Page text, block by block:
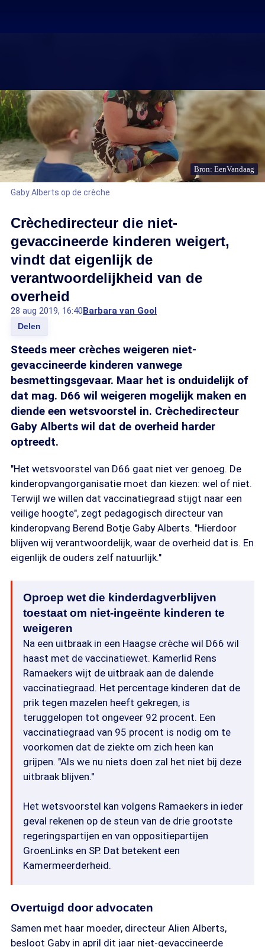
Bron: EenVandaag
Gaby Alberts op de crèche
Crèchedirecteur die niet-
gevaccineerde kinderen weigert,
vindt dat eigenlijk de
verantwoordelijkheid van de
overheid
28 aug 2019, 16:40Barbara van Gool
Delen
Steeds meer crèches weigeren niet-
gevaccineerde kinderen vanwege
besmettingsgevaar. Maar het is onduidelijk of
dat mag. D66 wil weigeren mogelijk maken en
diende een wetsvoorstel in. Crèchedirecteur
Gaby Alberts wil dat de overheid harder
optreedt.
"Het wetsvoorstel van D66 gaat niet ver genoeg. De
kinderopvangorganisatie moet dan kiezen: wel of niet.
Terwijl we willen dat vaccinatiegraad stijgt naar een
veilige hoogte", zegt pedagogisch directeur van
kinderopvang Berend Botje Gaby Alberts. "Hierdoor
blijven wij verantwoordelijk, waar de overheid dat is. En
eigenlijk de ouders zelf natuurlijk."
Oproep wet die kinderdagverblijven
toestaat om niet-ingeënte kinderen te
weigeren
Na een uitbraak in een Haagse crèche wil D66 wil
haast met de vaccinatiewet. Kamerlid Rens
Ramaekers wijt de uitbraak aan de dalende
vaccinatiegraad. Het percentage kinderen dat de
prik tegen mazelen heeft gekregen, is
teruggelopen tot ongeveer 92 procent. Een
vaccinatiegraad van 95 procent is nodig om te
voorkomen dat de ziekte om zich heen kan
grijpen. "Als we nu niets doen zal het niet bij deze
uitbraak blijven.''
Het wetsvoorstel kan volgens Ramaekers in ieder
geval rekenen op de steun van de drie grootste
regeringspartijen en van oppositiepartijen
GroenLinks en SP. Dat betekent een
Kamermeerderheid.
Overtuigd door advocaten
Samen met haar moeder, directeur Alien Alberts,
besloot Gaby in april dit jaar niet-gevaccineerde